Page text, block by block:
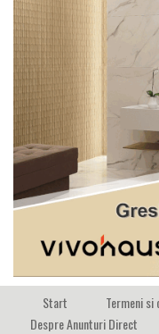
Start Termeni si
Despre Anunturi Direct